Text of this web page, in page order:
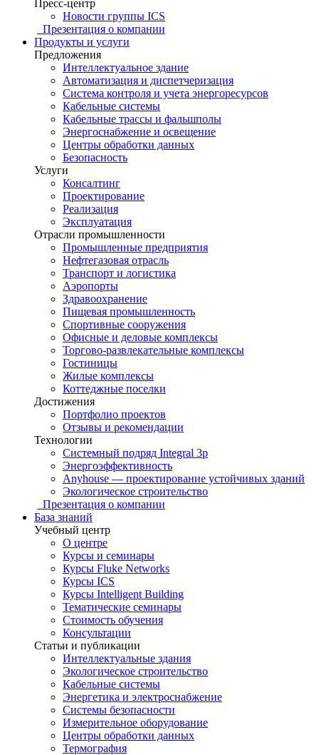
Пресс-центр
Новости группы ICS
Презентация о компании
Продукты и услуги
Предложения
Интеллектуальное здание
Автоматизация и диспетчеризация
Система контроля и учета энергоресурсов
Кабельные системы
Кабельные трассы и фальшполы
Энергоснабжение и освещение
Центры обработки данных
Безопасность
Услуги
Консалтинг
Проектирование
Реализация
Эксплуатация
Отрасли промышленности
Промышленные предприятия
Нефтегазовая отрасль
Транспорт и логистика
Аэропорты
Здравоохранение
Пищевая промышленность
Спортивные сооружения
Офисные и деловые комплексы
Торгово-развлекательные комплексы
Гостиницы
Жилые комплексы
Коттеджные поселки
Достижения
Портфолио проектов
Отзывы и рекомендации
Технологии
Системный подряд Integral 3p
Энергоэффективность
Anyhouse — проектирование устойчивых зданий
Экологическое строительство
Презентация о компании
База знаний
Учебный центр
О центре
Курсы и семинары
Курсы Fluke Networks
Курсы ICS
Курсы Intelligent Building
Тематические семинары
Стоимость обучения
Консультации
Статьи и публикации
Интеллектуальные здания
Экологическое строительство
Кабельные системы
Энергетика и электроснабжение
Системы безопасности
Измерительное оборудование
Центры обработки данных
Термография